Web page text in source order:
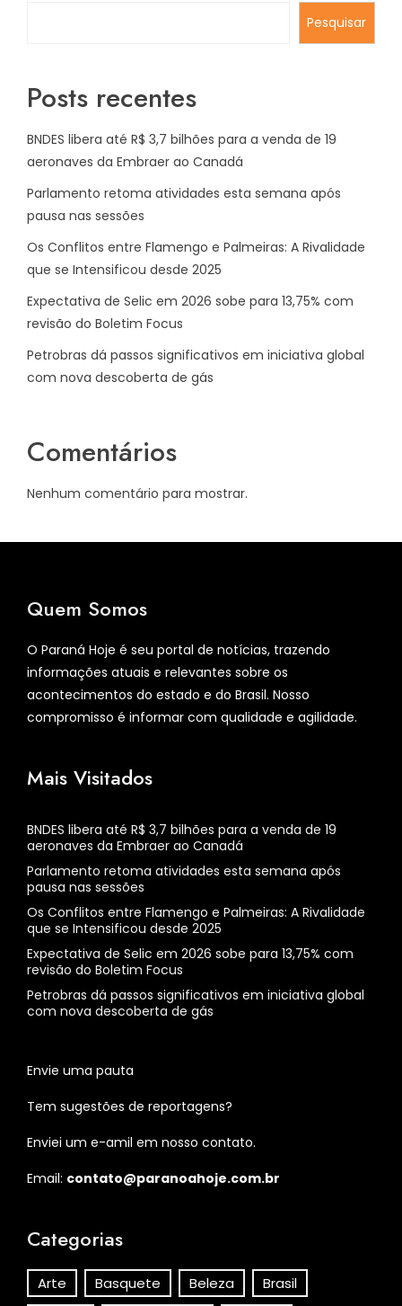
Pesquisar
Posts recentes
BNDES libera até R$ 3,7 bilhões para a venda de 19
aeronaves da Embraer ao Canadá
Parlamento retoma atividades esta semana após
pausa nas sessões
Os Conflitos entre Flamengo e Palmeiras: A Rivalidade
que se Intensificou desde 2025
Expectativa de Selic em 2026 sobe para 13,75% com
revisão do Boletim Focus
Petrobras dá passos significativos em iniciativa global
com nova descoberta de gás
Comentários
Nenhum comentário para mostrar.
Quem Somos
O Paraná Hoje é seu portal de notícias, trazendo
informações atuais e relevantes sobre os
acontecimentos do estado e do Brasil. Nosso
compromisso é informar com qualidade e agilidade.
Mais Visitados
BNDES libera até R$ 3,7 bilhões para a venda de 19
aeronaves da Embraer ao Canadá
Parlamento retoma atividades esta semana após
pausa nas sessões
Os Conflitos entre Flamengo e Palmeiras: A Rivalidade
que se Intensificou desde 2025
Expectativa de Selic em 2026 sobe para 13,75% com
revisão do Boletim Focus
Petrobras dá passos significativos em iniciativa global
com nova descoberta de gás
Envie uma pauta
Tem sugestões de reportagens?
Enviei um e-amil em nosso contato.
Email: contato@paranoahoje.com.br
Categorias
Arte Basquete Beleza Brasil